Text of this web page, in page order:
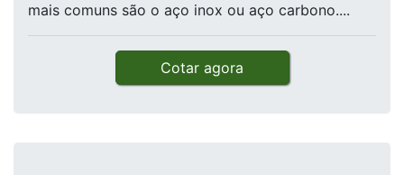
mais comuns são o aço inox ou aço carbono....
Cotar agora